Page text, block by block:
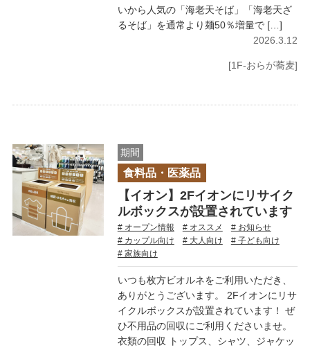
いから人気の「海老天そば」「海老天ざ
るそば」を通常より麺50％増量で […]
2026.3.12
[1F-おらが蕎麦]
期間
食料品・医薬品
【イオン】2Fイオンにリサイク
ルボックスが設置されています
# オープン情報 # オススメ
# お知らせ
# カップル向け
# 大人向け
# 子ども向け
# 家族向け
いつも枚方ビオルネをご利用いただき、
ありがとうございます。 2Fイオンにリサ
イクルボックスが設置されています！ ぜ
ひ不用品の回収にご利用くださいませ。
衣類の回収 トップス、シャツ、ジャケッ